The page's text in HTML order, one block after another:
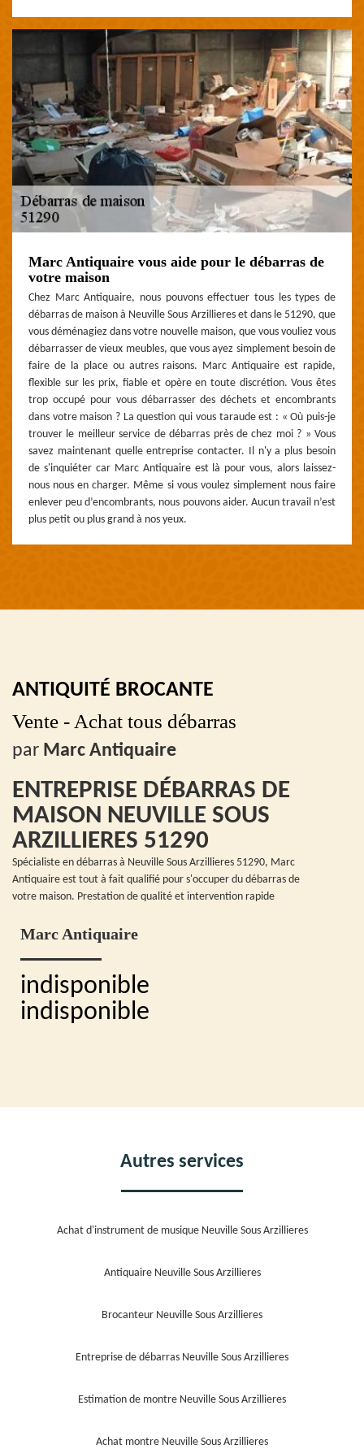
Marc Antiquaire vous aide pour le débarras de
votre maison
Chez Marc Antiquaire, nous pouvons effectuer tous les types de
débarras de maison à Neuville Sous Arzillieres et dans le 51290, que
vous déménagiez dans votre nouvelle maison, que vous vouliez vous
débarrasser de vieux meubles, que vous ayez simplement besoin de
faire de la place ou autres raisons. Marc Antiquaire est rapide,
flexible sur les prix, fiable et opère en toute discrétion. Vous êtes
trop occupé pour vous débarrasser des déchets et encombrants
dans votre maison ? La question qui vous taraude est : « Où puis-je
trouver le meilleur service de débarras près de chez moi ? » Vous
savez maintenant quelle entreprise contacter. Il n'y a plus besoin
de s'inquiéter car Marc Antiquaire est là pour vous, alors laissez-
nous nous en charger. Même si vous voulez simplement nous faire
enlever peu d’encombrants, nous pouvons aider. Aucun travail n’est
plus petit ou plus grand à nos yeux.
ANTIQUITÉ BROCANTE
Vente - Achat tous débarras
par Marc Antiquaire
ENTREPRISE DÉBARRAS DE
MAISON NEUVILLE SOUS
ARZILLIERES 51290
Spécialiste en débarras à Neuville Sous Arzillieres 51290, Marc
Antiquaire est tout à fait qualifié pour s'occuper du débarras de
votre maison. Prestation de qualité et intervention rapide
Marc Antiquaire
indisponible
indisponible
Autres services
Achat d'instrument de musique Neuville Sous Arzillieres
Antiquaire Neuville Sous Arzillieres
Brocanteur Neuville Sous Arzillieres
Entreprise de débarras Neuville Sous Arzillieres
Estimation de montre Neuville Sous Arzillieres
Achat montre Neuville Sous Arzillieres